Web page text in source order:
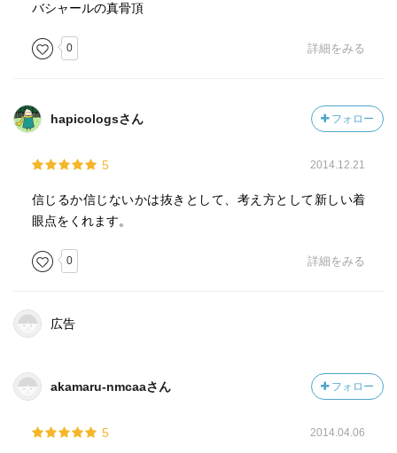
バシャールの真骨頂
0 詳細をみる
hapicologsさん フォロー
5 2014.12.21
信じるか信じないかは抜きとして、考え方として新しい着
眼点をくれます。
0 詳細をみる
広告
akamaru-nmcaaさん フォロー
5 2014.04.06